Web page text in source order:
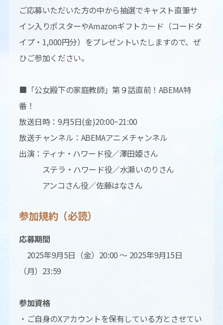
ご応募いただいた方の中から抽選でキャスト直筆サ
イン入りポスターやAmazonギフトカード（コードタ
イプ・1,000円分）をプレゼントいたしますので、ぜ
ひご参加ください。
■「公女殿下の家庭教師」第９話直前！ABEMA特
番！
放送日時：9月5日(金)20:00~21:00
放送チャンネル：ABEMAアニメチャンネル
出演：ティナ・ハワード役／澤田姫さん
ステラ・ハワード役／水瀬いのりさん
アンコさん役／佐藤はなさん
参加規約（必読）
応募期間
2025年9月5日（金）20:00 〜 2025年9月15日
（月）23:59
参加資格
・ご自身のXアカウントを保有している方とさせてい